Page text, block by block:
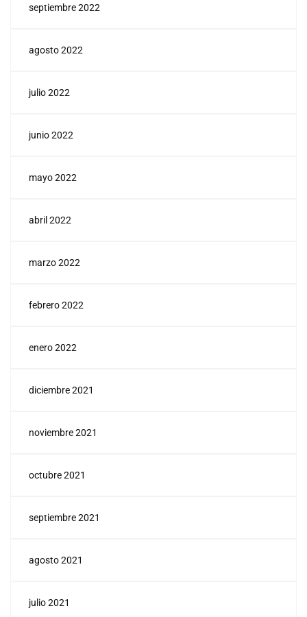
septiembre 2022
agosto 2022
julio 2022
junio 2022
mayo 2022
abril 2022
marzo 2022
febrero 2022
enero 2022
diciembre 2021
noviembre 2021
octubre 2021
septiembre 2021
agosto 2021
julio 2021